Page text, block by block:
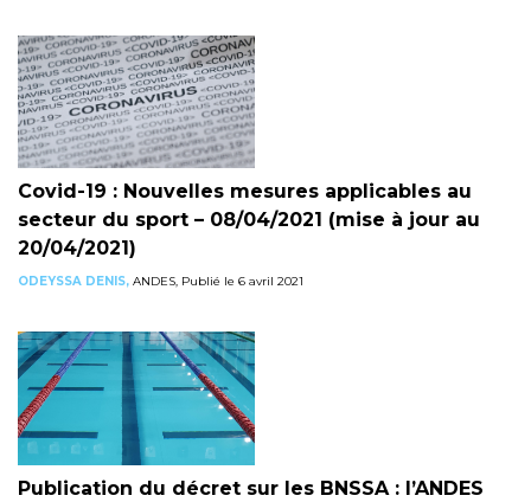
Covid-19 : Nouvelles mesures applicables au
secteur du sport – 08/04/2021 (mise à jour au
20/04/2021)
ODEYSSA DENIS, ANDES, Publié le 6 avril 2021
Publication du décret sur les BNSSA : l’ANDES